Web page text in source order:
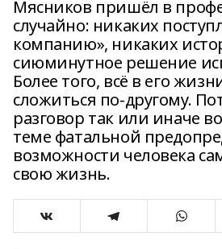
Мясников пришёл в
случайно: никаких
компанию», никаких
сиюминутное решение
Более того, всё в его
сложиться по-другому.
разговор так или иначе
теме фатальной
возможности человека
свою жизнь.